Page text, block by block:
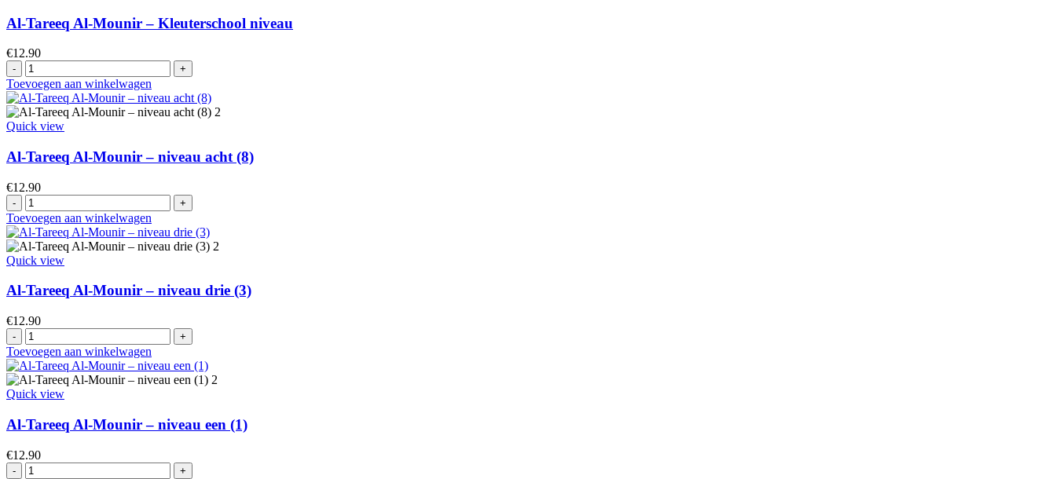
niveau
aantal
Al-Tareeq Al-Mounir – Kleuterschool niveau
€12.90
Al-
Tareeq
Al-
Mounir
–
niveau
aantal
Toevoegen aan winkelwagen
Quick view
Al-Tareeq Al-Mounir – niveau acht (8)
€12.90
Al-
Tareeq
Al-
Mounir
–
acht
(8)
aantal
Toevoegen aan winkelwagen
Quick view
Al-Tareeq Al-Mounir – niveau drie (3)
€12.90
Al-
Tareeq
Al-
Mounir
–
drie
(3)
Toevoegen aan winkelwagen
Quick view
Al-Tareeq Al-Mounir – niveau een (1)
€12.90
Al-